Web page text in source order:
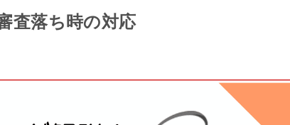
査落ち時の対応